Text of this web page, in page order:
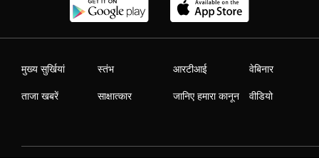
मुख्य सुर्खियां
ताजा खबरें
स्तंभ
साक्षात्कार
आरटीआई
जानिए हमारा कानून
वेबिनार
वीडियो